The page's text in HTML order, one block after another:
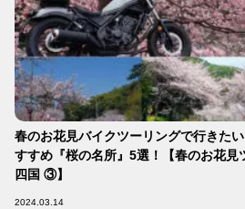
春のお花見バイクツーリングで行きた
すすめ『桜の名所』5選！【春のお花見
四国 ③】
2024.03.14